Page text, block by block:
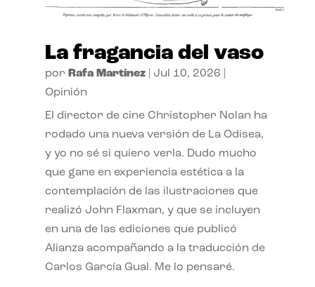
La fragancia del vaso
por Rafa Martínez| Jul 10, 2026
Opinión
El director de cine Christopher Nolan ha
rodado una nueva versión de La Odisea,
y yo no sé si quiero verla. Dudo mucho
que gane en experiencia estética a la
contemplación de las ilustraciones que
realizó John Flaxman, y que se incluyen
en una de las ediciones que publicó
Alianza acompañando a la traducción de
Carlos García Gual. Me lo pensaré.